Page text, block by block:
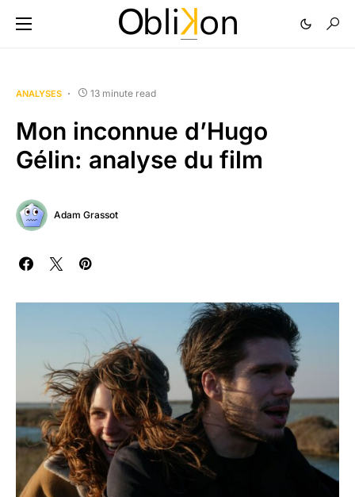
ANALYSES 13 minute read
Mon inconnue d’Hugo
Gélin: analyse du film
Adam Grassot